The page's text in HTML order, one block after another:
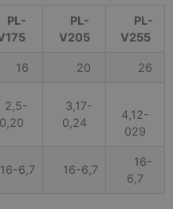
PL-
PL-
V205
PL-
V255
16 20 26
2,5-
0,20
3,17-
0,24
4,12-
029
6,7 16-6,7
16-
6,7